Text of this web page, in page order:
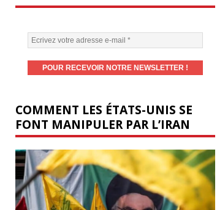
COMMENT LES ÉTATS-UNIS SE
FONT MANIPULER PAR L’IRAN